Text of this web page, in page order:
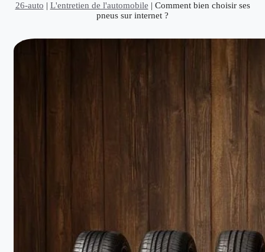
26-auto | L'entretien de l'automobile | Comment bien choisir ses
pneus sur internet ?